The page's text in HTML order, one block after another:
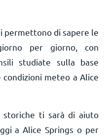
permettono di sapere le
per giorno, con
studiate sulla base
meteo a Alice
ti sarà di aiuto
a Alice Springs o per